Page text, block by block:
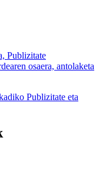
Publizitate
osaera, antolaketa
Publizitate eta